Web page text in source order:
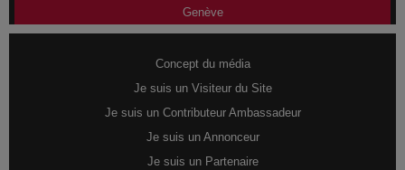
Genève
Concept du média
Je suis un Visiteur du Site
Je suis un Contributeur Ambassadeur
Je suis un Annonceur
Je suis un Partenaire